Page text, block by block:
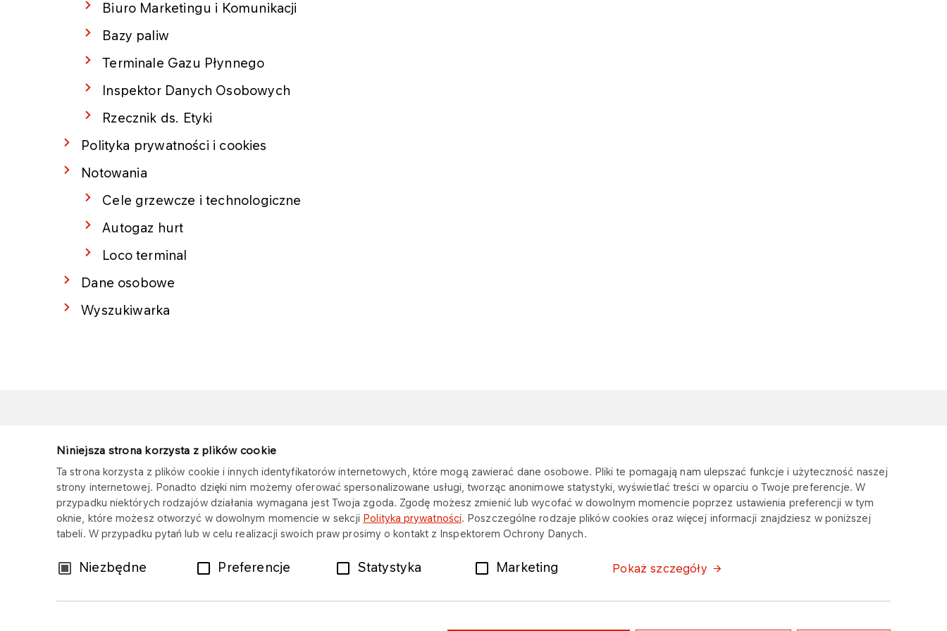
Niniejsza strona korzysta z plików cookie
Ta strona korzysta z plików cookie i innych identyfikatorów internetowych, które mogą zawierać dane osobowe. Pliki te pomagają nam ulepszać funkcje i użyteczność naszej
strony internetowej. Ponadto dzięki nim możemy oferować spersonalizowane usługi, tworząc anonimowe statystyki, wyświetlać treści w oparciu o Twoje preferencje. W
przypadku niektórych rodzajów działania wymagana jest Twoja zgoda. Zgodę możesz zmienić lub wycofać w dowolnym momencie poprzez ustawienia preferencji w tym
oknie, które możesz otworzyć w dowolnym momencie w sekcji Polityka prywatności. Poszczególne rodzaje plików cookies oraz więcej informacji znajdziesz w poniższej
tabeli. W przypadku pytań lub w celu realizacji swoich praw prosimy o kontakt z Inspektorem Ochrony Danych.
WybórNiezbędne Preferencje Statystyka Marketing Pokaż szczegóły
Biuro Marketingu i Komunikacji
Bazy paliw
Terminale Gazu Płynnego
Inspektor Danych Osobowych
Rzecznik ds. Etyki
Polityka prywatności i cookies
Notowania
Cele grzewcze i technologiczne
Autogaz hurt
Loco terminal
Dane osobowe
Wyszukiwarka
Copyright © 2025
Wszystkie prawa zastrzeżone
Przetargi
Formy rozliczenia
Dokumenty i certyfikaty
Terminale Gazu
Płynnego
Aktualności